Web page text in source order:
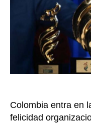
Colombia entra en
felicidad